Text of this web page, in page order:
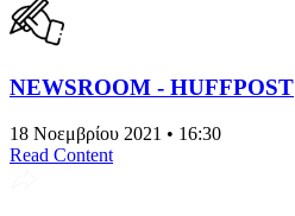
NEWSROOM - HUFFPOST
18 Νοεμβρίου 2021 • 16:30
Read Content